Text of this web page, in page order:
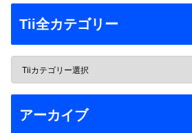
Tii全カテゴリー
アーカイブ